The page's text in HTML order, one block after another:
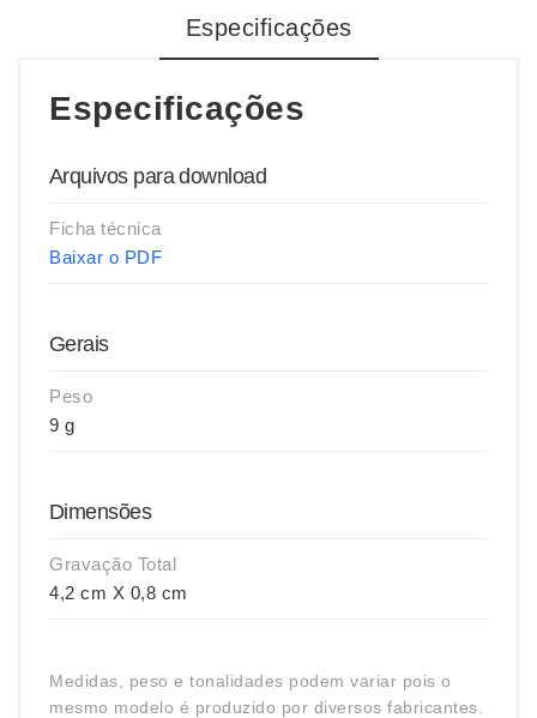
Especificações
Especificações
Arquivos para download
Ficha técnica
Baixar o PDF
Gerais
Peso
9 g
Dimensões
Gravação Total
4,2 cm X 0,8 cm
Medidas, peso e tonalidades podem variar pois o
mesmo modelo é produzido por diversos fabricantes.